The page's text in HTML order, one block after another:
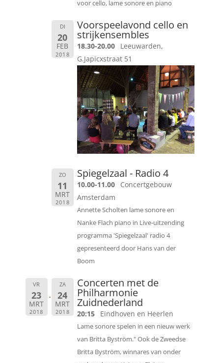
voor cello, lame sonore en piano
DI
20
FEB
2018
Voorspeelavond cello en
strijkensembles
18.30-20.00
Leeuwarden,
G.Japicxstraat 51
ZO
11
MRT
2018
Spiegelzaal - Radio 4
10.00-11.00
Concertgebouw
Amsterdam
Annette Scholten lame sonore en
Nanke Flach piano in Live-uitzending
programma 'Spiegelzaal' radio 4
gepresenteerd door Hans van der
Boom
VR
23
MRT
2018
ZA
24
MRT
2018
Concerten met de
Philharmonie
Zuidnederland
20:15 Eindhoven en Heerlen
Lame sonore spelen in een nieuw werk
van Britta Byström." Ook de Zweedse
Britta Byström, winnares van onder